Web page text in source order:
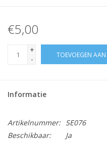
€5,00
+
-
TOEVOEGEN
Informatie
Artikelnummer: SE076
Beschikbaar:
Ja